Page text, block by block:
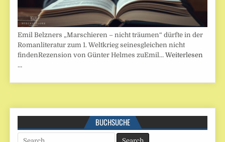
Emil Belzners „Marschieren – nicht träumen“ dürfte in der
Romanliteratur zum 1. Weltkrieg seinesgleichen nicht
findenRezension von Günter Helmes zuEmil…Weiterlesen
…
BUCHSUCHE
Search